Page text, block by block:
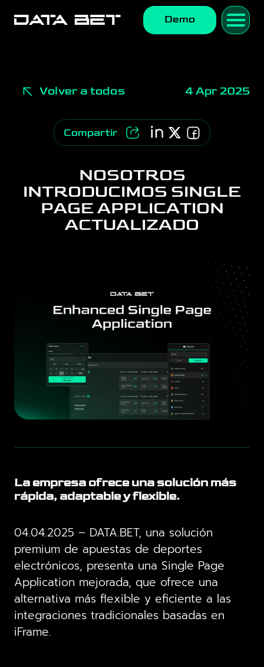
Demo
Volver a todos 4 Apr 2025
Compartir
NOSOTROS
INTRODUCIMOS SINGLE
PAGE APPLICATION
ACTUALIZADO
La empresa ofrece una solución más
rápida, adaptable y flexible.
04.04.2025 – DATA.BET, una solución
premium de apuestas de deportes
electrónicos, presenta una Single Page
Application mejorada, que ofrece una
alternativa más flexible y eficiente a las
integraciones tradicionales basadas en
iFrame.